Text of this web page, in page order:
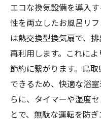
エコな換気設備を導入
性を両立したお風呂リ
は熱交換型換気扇で、
再利用します。これに
節約に繋がります。鳥
できるため、快適な浴
らに、タイマーや湿度
とで、無駄な運転を防